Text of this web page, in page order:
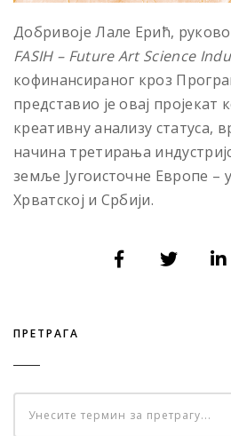
Добривоје Лале Ерић,
FASIH – Future Art Science
кофинансираног кроз
представио је овај пројекат
креативну анализу статуса,
начина третирања
земље Југоисточне Европе –
Хрватској и Србији.
ПРЕТРАГА